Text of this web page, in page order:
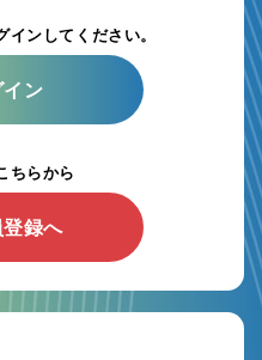
ンしてください。
イン
ちらから
登録へ